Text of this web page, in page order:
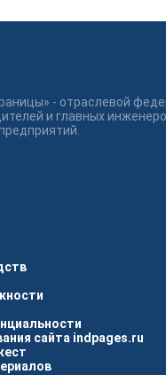
сайта indpages.ru
- отраслевой
и главных